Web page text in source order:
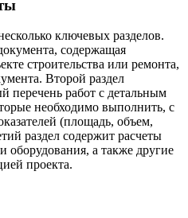
ключевых разделов.
содержащая
строительства или ремонта,
Второй раздел
перечень работ с детальным
необходимо выполнить, с
(площадь, объем,
раздел содержит расчеты
оборудования, а также другие
проекта.